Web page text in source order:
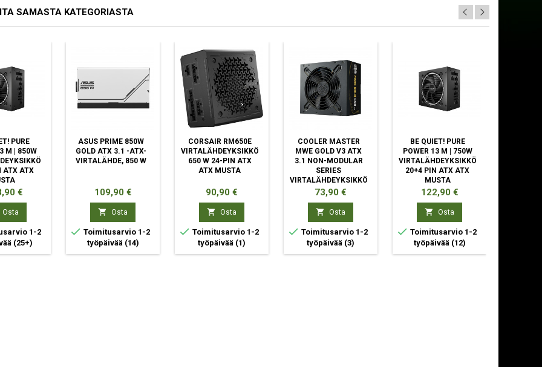
SAMASTA KATEGORIASTA
PURE
M | 850W
ATX ATX
€
Osta
1-2
(25+)
ASUS PRIME 850W
GOLD ATX 3.1 -ATX-
VIRTALÄHDE, 850 W
Hinta
109,90 €
 Osta
 Toimitusarvio 1-2
työpäivää (14)
CORSAIR RM650E
VIRTALÄHDEYKSIKKÖ
650 W 24-PIN ATX
ATX MUSTA
Hinta
90,90 €
 Osta
 Toimitusarvio 1-2
työpäivää (1)
COOLER MASTER
MWE GOLD V3 ATX
3.1 NON-MODULAR
SERIES
VIRTALÄHDEYKSIKKÖ
650 W 24-PIN ATX
MUSTA
Hinta
73,90 €
 Osta
 Toimitusarvio 1-2
työpäivää (3)
BE QUIET! PURE
POWER 13 M | 750W
VIRTALÄHDEYKSIKKÖ
20+4 PIN ATX ATX
MUSTA
Hinta
122,90 €
 Osta
 Toimitusarvio 1-2
työpäivää (12)